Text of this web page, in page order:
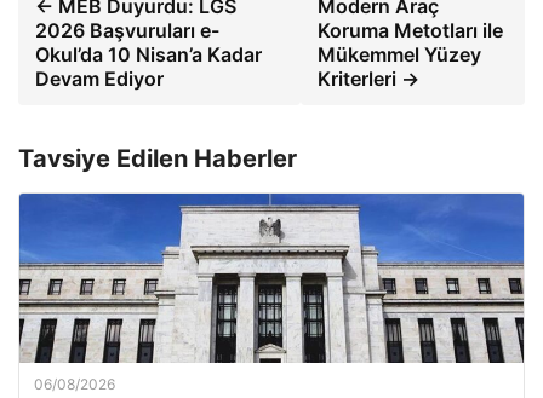
← MEB Duyurdu: LGS
2026 Başvuruları e-
Okul’da 10 Nisan’a Kadar
Devam Ediyor
Modern Araç
Koruma Metotları ile
Mükemmel Yüzey
Kriterleri →
Tavsiye Edilen Haberler
06/08/2026